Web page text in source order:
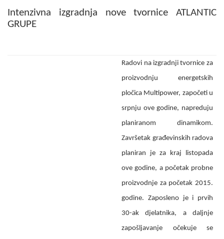
Intenzivna izgradnja nove tvornice ATLANTIC
GRUPE
Radovi na izgradnji tvornice za
proizvodnju energetskih
pločica Multipower, započeti u
srpnju ove godine, napreduju
planiranom dinamikom.
Završetak građevinskih radova
planiran je za kraj listopada
ove godine, a početak probne
proizvodnje za početak 2015.
godine. Zaposleno je i prvih
30-ak djelatnika, a daljnje
zapošljavanje očekuje se